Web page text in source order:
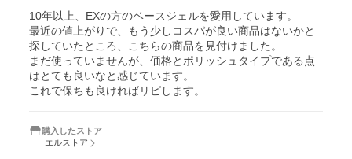
10年以上、EXの方のベースジェルを愛用しています。
最近の値上がりで、もう少しコスパが良い商品はないかと
探していたところ、こちらの商品を見付けました。
まだ使っていませんが、価格とポリッシュタイプである点
はとても良いなと感じています。
これで保ちも良ければリピします。
購入したストア
エルストア